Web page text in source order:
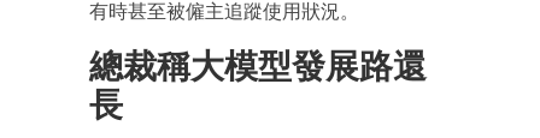
有時甚至被僱主追蹤使用狀況。
總裁稱大模型發展路還
長